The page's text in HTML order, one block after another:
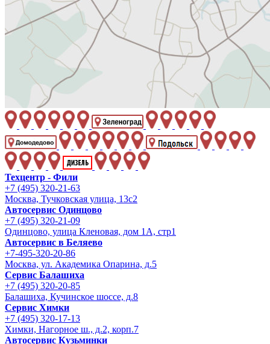
Техцентр - Фили
+7 (495) 320-21-63
Москва, Тучковская улица, 13с2
Автосервис Одинцово
+7 (495) 320-21-09
Одинцово, улица Кленовая, дом 1А, стр1
Автосервис в Беляево
+7-495-320-20-86
Москва, ул. Академика Опарина, д.5
Сервис Балашиха
+7 (495) 320-20-85
Балашиха, Кучинское шоссе, д.8
Сервис Химки
+7 (495) 320-17-13
Химки, Нагорное ш., д.2, корп.7
Автосервис Кузьминки